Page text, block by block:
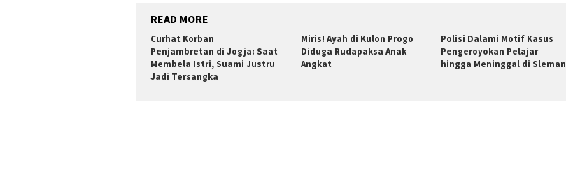
READ MORE
Curhat Korban
Penjambretan di Jogja: Saat
Membela Istri, Suami Justru
Jadi Tersangka
Miris! Ayah di Kulon Progo
Diduga Rudapaksa Anak
Angkat
Polisi Dalami Motif Kasus
Pengeroyokan Pelajar
hingga Meninggal di Sleman